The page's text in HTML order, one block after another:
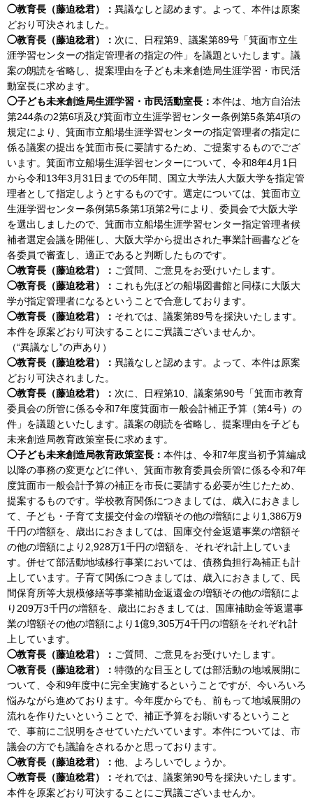
◯教育長（藤迫稔君）： 異議なしと認めます。よって、本件は原案
どおり可決されました。
◯教育長（藤迫稔君）： 次に、日程第9、議案第89号「箕面市立生
涯学習センターの指定管理者の指定の件」を議題といたします。議
案の朗読を省略し、提案理由を子ども未来創造局生涯学習・市民活
動室長に求めます。
◯子ども未来創造局生涯学習・市民活動室長： 本件は、地方自治法
第244条の2第6項及び箕面市立生涯学習センター条例第5条第4項の
規定により、箕面市立船場生涯学習センターの指定管理者の指定に
係る議案の提出を箕面市長に要請するため、ご提案するものでござ
います。箕面市立船場生涯学習センターについて、令和8年4月1日
から令和13年3月31日までの5年間、国立大学法人大阪大学を指定管
理者として指定しようとするものです。選定については、箕面市立
生涯学習センター条例第5条第1項第2号により、委員会で大阪大学
を選出しましたので、箕面市立船場生涯学習センター指定管理者候
補者選定会議を開催し、大阪大学から提出された事業計画書などを
各委員で審査し、適正であると判断したものです。
◯教育長（藤迫稔君）： ご質問、ご意見をお受けいたします。
◯教育長（藤迫稔君）： これも先ほどの船場図書館と同様に大阪大
学が指定管理者になるということで合意しております。
◯教育長（藤迫稔君）： それでは、議案第89号を採決いたします。
本件を原案どおり可決することにご異議ございませんか。
（“異議なし”の声あり）
◯教育長（藤迫稔君）： 異議なしと認めます。よって、本件は原案
どおり可決されました。
◯教育長（藤迫稔君）： 次に、日程第10、議案第90号「箕面市教育
委員会の所管に係る令和7年度箕面市一般会計補正予算（第4号）の
件」を議題といたします。議案の朗読を省略し、提案理由を子ども
未来創造局教育政策室長に求めます。
◯子ども未来創造局教育政策室長： 本件は、令和7年度当初予算編成
以降の事務の変更などに伴い、箕面市教育委員会所管に係る令和7年
度箕面市一般会計予算の補正を市長に要請する必要が生じたため、
提案するものです。学校教育関係につきましては、歳入におきまし
て、子ども・子育て支援交付金の増額その他の増額により1,386万9
千円の増額を、歳出におきましては、国庫交付金返還事業の増額そ
の他の増額により2,928万1千円の増額を、それぞれ計上していま
す。併せて部活動地域移行事業においては、債務負担行為補正も計
上しています。子育て関係につきましては、歳入におきまして、民
間保育所等大規模修繕等事業補助金返還金の増額その他の増額によ
り209万3千円の増額を、歳出におきましては、国庫補助金等返還事
業の増額その他の増額により1億9,305万4千円の増額をそれぞれ計
上しています。
◯教育長（藤迫稔君）： ご質問、ご意見をお受けいたします。
◯教育長（藤迫稔君）： 特徴的な目玉としては部活動の地域展開に
ついて、令和9年度中に完全実施するということですが、今いろいろ
悩みながら進めております。今年度からでも、前もって地域展開の
流れを作りたいということで、補正予算をお願いするということ
で、事前にご説明をさせていただいています。本件については、市
議会の方でも議論をされるかと思っております。
◯教育長（藤迫稔君）： 他、よろしいでしょうか。
◯教育長（藤迫稔君）： それでは、議案第90号を採決いたします。
本件を原案どおり可決することにご異議ございませんか。